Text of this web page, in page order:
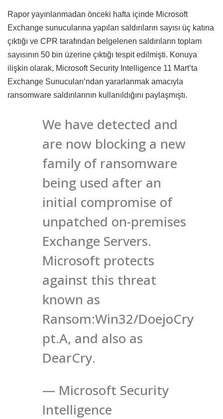
Rapor yayınlanmadan önceki hafta içinde Microsoft
Exchange sunucularına yapılan saldırıların sayısı üç katına
çıktığı ve CPR tarafından belgelenen saldırıların toplam
sayısının 50 bin üzerine çıktığı tespit edilmişti. Konuya
ilişkin olarak, Microsoft Security Intelligence 11 Mart’ta
Exchange Sunucuları’ndan yararlanmak amacıyla
ransomware saldırılarının kullanıldığını paylaşmıştı.
We have detected and
are now blocking a new
family of ransomware
being used after an
initial compromise of
unpatched on-premises
Exchange Servers.
Microsoft protects
against this threat
known as
Ransom:Win32/DoejoCry
pt.A, and also as
DearCry.
— Microsoft Security
Intelligence